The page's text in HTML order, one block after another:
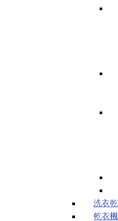
洗衣
乾衣機